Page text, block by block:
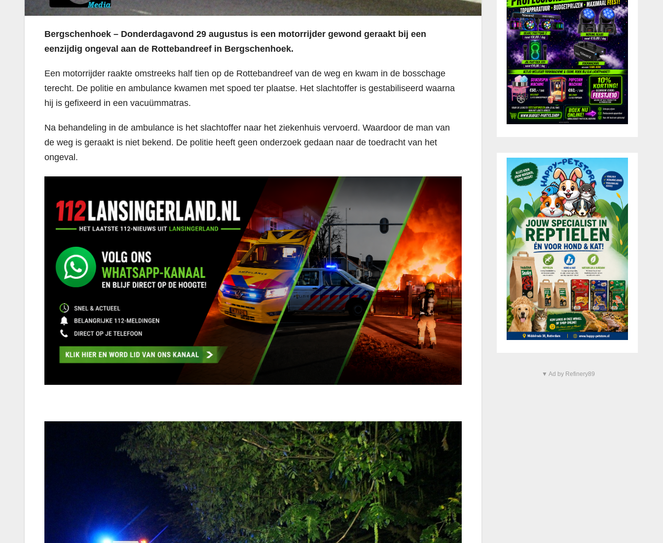
Bergschenhoek – Donderdagavond 29 augustus is een motorrijder gewond geraakt bij een
eenzijdig ongeval aan de Rottebandreef in Bergschenhoek.
Een motorrijder raakte omstreeks half tien op de Rottebandreef van de weg en kwam in de bosschage
terecht. De politie en ambulance kwamen met spoed ter plaatse. Het slachtoffer is gestabiliseerd waarna
hij is gefixeerd in een vacuümmatras.
Na behandeling in de ambulance is het slachtoffer naar het ziekenhuis vervoerd. Waardoor de man van
de weg is geraakt is niet bekend. De politie heeft geen onderzoek gedaan naar de toedracht van het
ongeval.
▼ Ad by Refinery89